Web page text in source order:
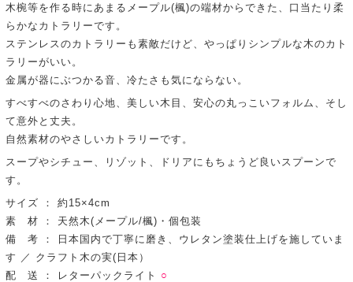
木椀等を作る時にあまるメープル(楓)の端材からできた、口当たり柔
らかなカトラリーです。
ステンレスのカトラリーも素敵だけど、やっぱりシンプルな木のカト
ラリーがいい。
金属が器にぶつかる音、冷たさも気にならない。
すべすべのさわり心地、美しい木目、安心の丸っこいフォルム、そし
て意外と丈夫。
自然素材のやさしいカトラリーです。
スープやシチュー、リゾット、ドリアにもちょうど良いスプーンで
す。
サイズ ： 約15×4cm
素 材 ： 天然木(メープル/楓)・個包装
備 考 ： 日本国内で丁寧に磨き、ウレタン塗装仕上げを施していま
す ／ クラフト木の実(日本）
配 送 ： レターパックライト ○